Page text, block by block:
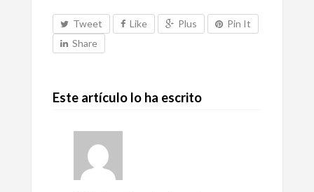
Tweet Like Plus
Pin It
Share
Este artículo lo ha escrito